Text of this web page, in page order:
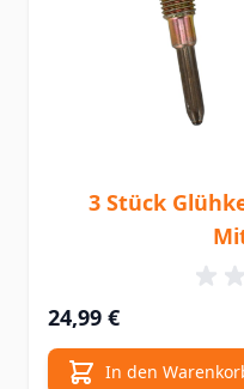
3 Stück
24,99 €
In den